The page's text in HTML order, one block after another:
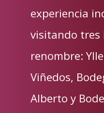
experiencia
visitando tres
renombre:
Viñedos,
Alberto y